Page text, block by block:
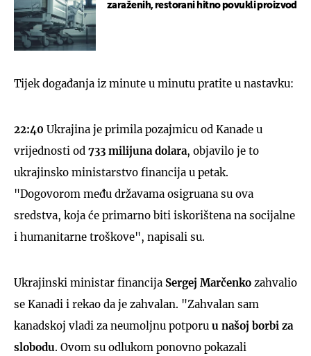
zaraženih, restorani hitno povukli proizvod
Tijek događanja iz minute u minutu pratite u nastavku:
22:40 Ukrajina je primila pozajmicu od Kanade u
vrijednosti od 733 milijuna dolara, objavilo je to
ukrajinsko ministarstvo financija u petak.
"Dogovorom među državama osigruana su ova
sredstva, koja će primarno biti iskorištena na socijalne
i humanitarne troškove", napisali su.
Ukrajinski ministar financija Sergej Marčenko zahvalio
se Kanadi i rekao da je zahvalan. "Zahvalan sam
kanadskoj vladi za neumoljnu potporu u našoj borbi za
slobodu. Ovom su odlukom ponovno pokazali